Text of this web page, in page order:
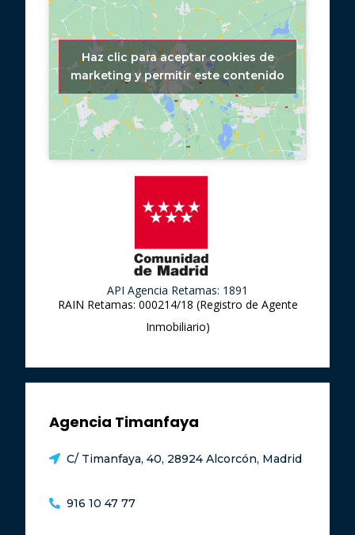
Haz clic para aceptar cookies de
marketing y permitir este contenido
API Agencia Retamas: 1891
RAIN Retamas: 000214/18 (Registro de Agente
Inmobiliario)
Agencia Timanfaya
C/ Timanfaya, 40, 28924 Alcorcón, Madrid
916 10 47 77